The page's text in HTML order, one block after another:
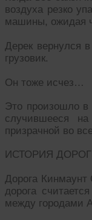
воздуха резко
машины, ожидая
Дерек вернулся
грузовик.
Он тоже исчез…
Это произошло в
случившееся
призрачной во
ИСТОРИЯ
Дорога
дорога
между городами